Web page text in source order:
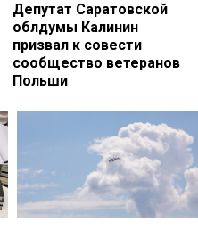
Депутат Саратовской
облдумы Калинин
призвал к совести
сообщество ветеранов
Польши